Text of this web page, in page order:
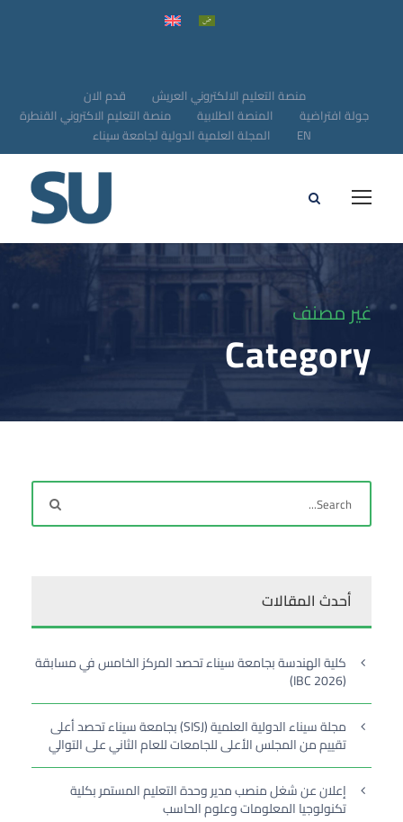
قدم الان
منصة التعليم الالكتروني العريش
منصة التعليم الاكتروني القنطرة
المنصة الطلابية
جولة افتراضية
المجلة العلمية الدولية لجامعة سيناء
EN
غير مصنف
Category
أحدث المقالات
كلية الهندسة بجامعة سيناء تحصد المركز الخامس في مسابقة
(IBC 2026)
مجلة سيناء الدولية العلمية (SISJ) بجامعة سيناء تحصد أعلى
تقييم من المجلس الأعلى للجامعات للعام الثاني على التوالي
إعلان عن شغل منصب مدير وحدة التعليم المستمر بكلية
تكنولوجيا المعلومات وعلوم الحاسب